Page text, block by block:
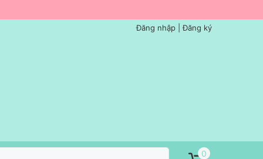
Đăng nhập |Đăng ký
0